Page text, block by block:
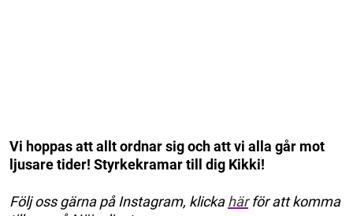
Vi hoppas att allt ordnar sig och att vi alla går mot
ljusare tider! Styrkekramar till dig Kikki!
Följ oss gärna på Instagram, klickahärför att komma